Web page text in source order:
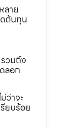
ลาย
ต้นทุน
วมถึง
ลอก
ว่าจะ
ยบร้อย